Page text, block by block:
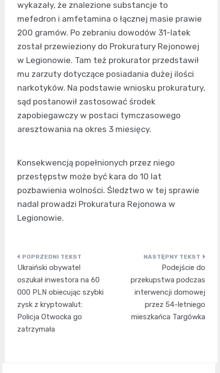
wykazały, że znalezione substancje to
mefedron i amfetamina o łącznej masie prawie
200 gramów. Po zebraniu dowodów 31-latek
został przewieziony do Prokuratury Rejonowej
w Legionowie. Tam też prokurator przedstawił
mu zarzuty dotyczące posiadania dużej ilości
narkotyków. Na podstawie wniosku prokuratury,
sąd postanowił zastosować środek
zapobiegawczy w postaci tymczasowego
aresztowania na okres 3 miesięcy.
Konsekwencją popełnionych przez niego
przestępstw może być kara do 10 lat
pozbawienia wolności. Śledztwo w tej sprawie
nadal prowadzi Prokuratura Rejonowa w
Legionowie.
Nawigacja
wpisu
Ukraiński obywatel
oszukał inwestora na 60
000 PLN obiecując szybki
zysk z kryptowalut:
Policja Otwocka go
zatrzymała
Podejście do
przekupstwa podczas
interwencji domowej
przez 54-letniego
mieszkańca Targówka